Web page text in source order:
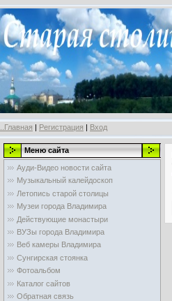
..Главная | Регистрация | Вход
Меню сайта
Ауди-Видео новости сайта
Музыкальный калейдоскоп
Летопись старой столицы
Музеи города Владимира
Действующие монастыри
ВУЗы города Владимира
Веб камеры Владимира
Сунгирская стоянка
Фотоальбом
Каталог сайтов
Обратная связь